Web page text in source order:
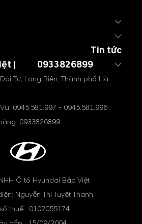
Tin tức
|
0933826899
Tư, Long Biên, Thành phố Hà
0945.581.997 - 0945.581.996
0933826899
Ô tô Hyundai Bắc Việt
Nguyễn Thị Tuyết Thanh
thuế : 0102055174